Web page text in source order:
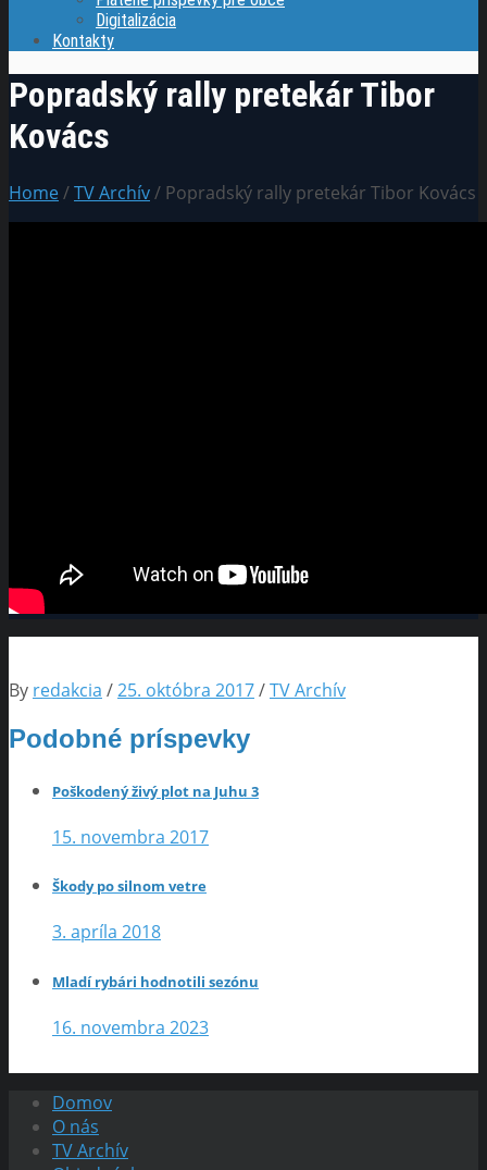
Digitalizácia
Kontakty
Popradský rally pretekár Tibor
Kovács
Home/TV Archív/ Popradský rally pretekár Tibor Kovács
By redakcia /25. októbra 2017/TV Archív
Podobné príspevky
Poškodený živý plot na Juhu 3
15. novembra 2017
Škody po silnom vetre
3. apríla 2018
Mladí rybári hodnotili sezónu
16. novembra 2023
Domov
O nás
TV Archív